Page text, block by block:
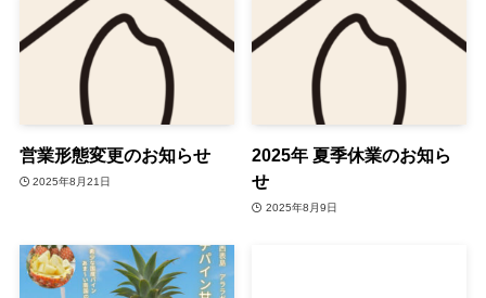
営業形態変更のお知らせ
2025年8月21日
2025年 夏季休業のお知ら
せ
2025年8月9日